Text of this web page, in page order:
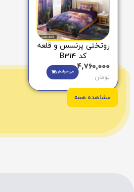
روتختی پرنسس و قلعه
کد B314
4,760,000
تومان
می‌خوامش
مشاهده همه